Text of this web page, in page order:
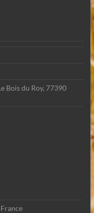
Bois du Roy, 77390